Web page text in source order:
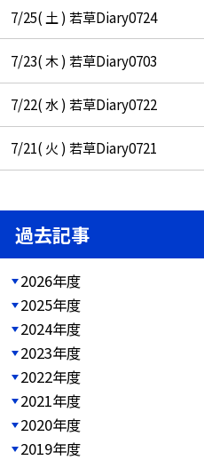
7/25( 土 ) 若草Diary0724
7/23( 木 ) 若草Diary0703
7/22( 水 ) 若草Diary0722
7/21( 火 ) 若草Diary0721
過去記事
2026年度
2025年度
2024年度
2023年度
2022年度
2021年度
2020年度
2019年度